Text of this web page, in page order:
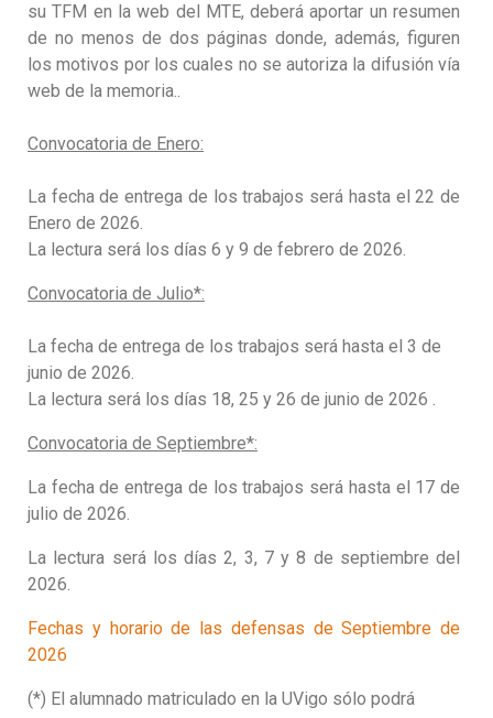
su TFM en la web del MTE, deberá aportar un resumen
de no menos de dos páginas donde, además, figuren
los motivos por los cuales no se autoriza la difusión vía
web de la memoria..
Convocatoria de Enero:
La fecha de entrega de los trabajos será hasta el 22 de
Enero de 2026.
La lectura será los días 6 y 9 de febrero de 2026.
Convocatoria de Julio*:
La fecha de entrega de los trabajos será hasta el 3 de
junio de 2026.
La lectura será los días 18, 25 y 26 de junio de 2026 .
Convocatoria de Septiembre*:
La fecha de entrega de los trabajos será hasta el 17 de
julio de 2026.
La lectura será los días 2, 3, 7 y 8 de septiembre del
2026.
Fechas y horario de las defensas de Septiembre de
2026
(*) El alumnado matriculado en la UVigo sólo podrá